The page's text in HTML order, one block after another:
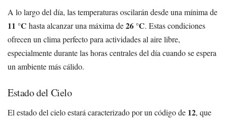
A lo largo del día, las temperaturas oscilarán desde una mínima de
11 °C hasta alcanzar una máxima de26 °C. Estas condiciones
ofrecen un clima perfecto para actividades al aire libre,
especialmente durante las horas centrales del día cuando se espera
un ambiente más cálido.
Estado del Cielo
El estado del cielo estará caracterizado por un código de 12, que